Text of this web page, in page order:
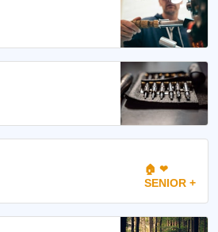
🏠 ❤
SENIOR +